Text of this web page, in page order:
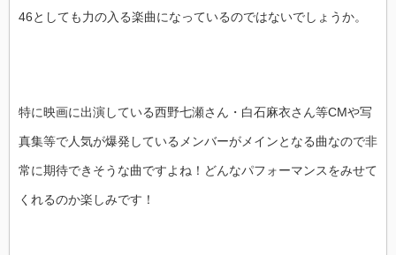
46としても力の入る楽曲になっているのではないでしょうか。
特に映画に出演している西野七瀬さん・白石麻衣さん等CMや写
真集等で人気が爆発しているメンバーがメインとなる曲なので非
常に期待できそうな曲ですよね！どんなパフォーマンスをみせて
くれるのか楽しみです！